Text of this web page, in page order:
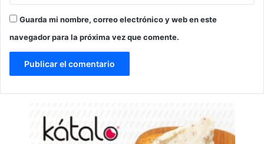
Guarda mi nombre, correo electrónico y web en este
navegador para la próxima vez que comente.